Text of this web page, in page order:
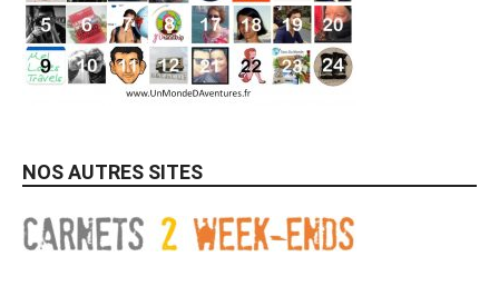
NOS AUTRES SITES